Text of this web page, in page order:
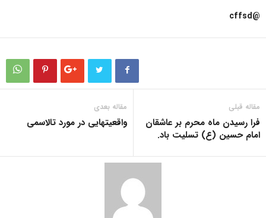
@cffsd
مقاله قبلی
فرا رسیدن ماه محرم بر عاشقان
امام حسین (ع) تسلیت باد.
مقاله بعدی
واقعیتهایی در مورد تالاسمی